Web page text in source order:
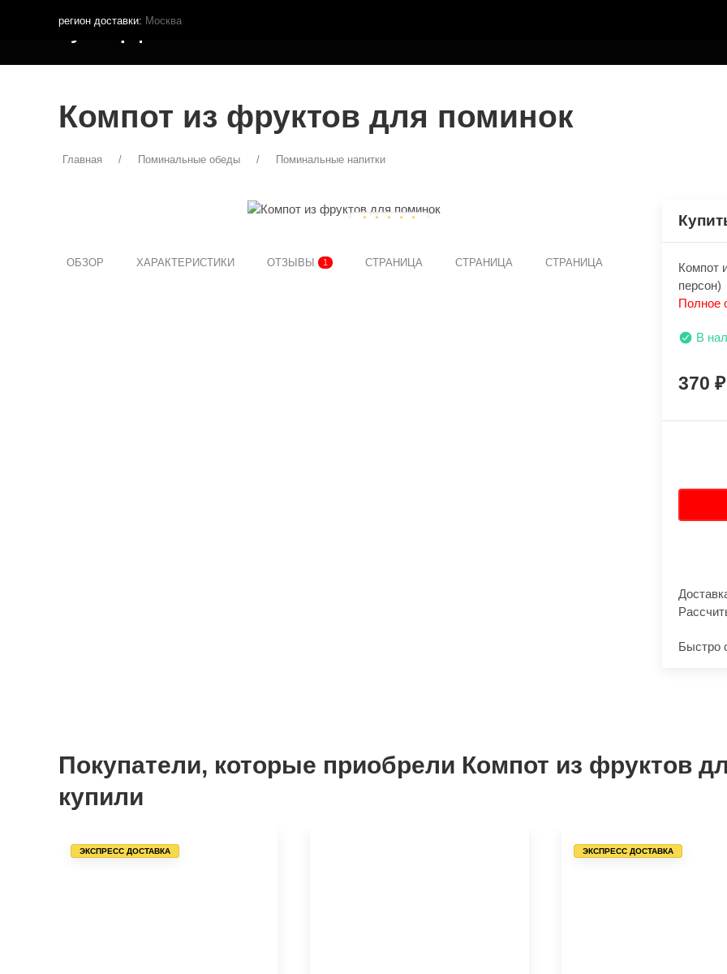
регион доставки: Москва
Кутья.рф
Компот из фруктов для поминок
Главная Поминальные обеды Поминальные напитки
ОБЗОР ХАРАКТЕРИСТИКИ ОТЗЫВЫ 1 СТРАНИЦА СТРАНИЦА СТРАНИЦА
Компот
персон)
Полное
В
370
Быстро
Покупатели, которые приобрели Компот из фруктов
купили
ЭКСПРЕСС ДОСТАВКА ЭКСПРЕСС ДОСТАВКА